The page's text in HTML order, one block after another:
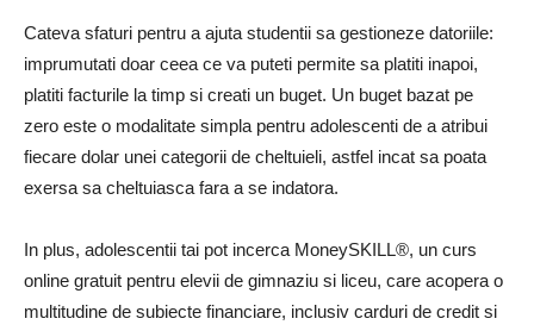
Cateva sfaturi pentru a ajuta studentii sa gestioneze datoriile:
imprumutati doar ceea ce va puteti permite sa platiti inapoi,
platiti facturile la timp si creati un buget. Un buget bazat pe
zero este o modalitate simpla pentru adolescenti de a atribui
fiecare dolar unei categorii de cheltuieli, astfel incat sa poata
exersa sa cheltuiasca fara a se indatora.
In plus, adolescentii tai pot incerca MoneySKILL®, un curs
online gratuit pentru elevii de gimnaziu si liceu, care acopera o
multitudine de subiecte financiare, inclusiv carduri de credit si